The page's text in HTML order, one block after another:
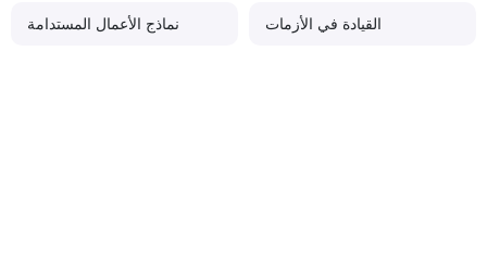
نماذج الأعمال المستدامة القيادة في الأزمات